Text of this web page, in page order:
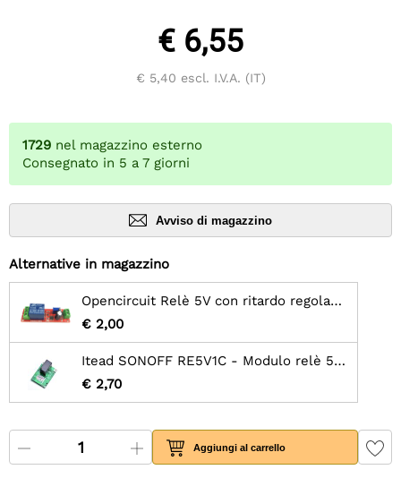
€ 6,55
€ 5,40 escl. I.V.A. (IT)
1729 nel magazzino esterno
Consegnato in 5 a 7 giorni
Avviso di magazzino
Alternative in magazzino
Opencircuit Relè 5V con ritardo regolabile (0S - 10S)
€ 2,00
Itead SONOFF RE5V1C - Modulo relè 5V wifi inching/autobloccante
€ 2,70
Aggiungi al carrello